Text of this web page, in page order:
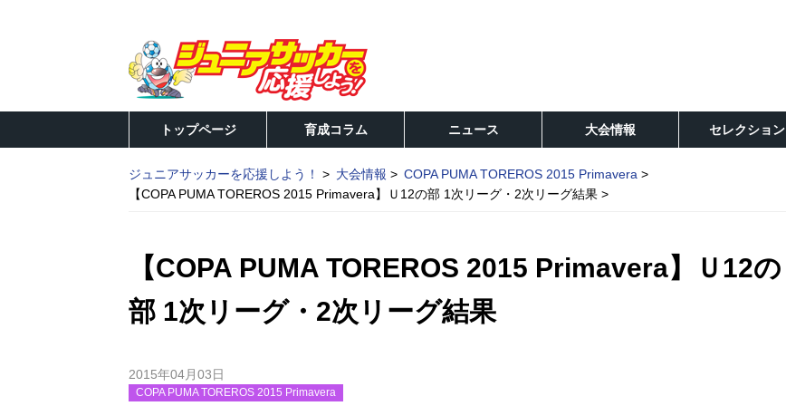
トップページ 育成コラム ニュース 大会情報 セレクション
ジュニアサッカーを応援しよう！ 大会情報
COPA PUMA TOREROS 2015 Primavera
【COPA PUMA TOREROS 2015 Primavera】Ｕ12の部 1次リーグ・2次リーグ結果
【COPA PUMA TOREROS 2015 Primavera】Ｕ12の
部 1次リーグ・2次リーグ結果
2015年04月03日
COPA PUMA TOREROS 2015 Primavera